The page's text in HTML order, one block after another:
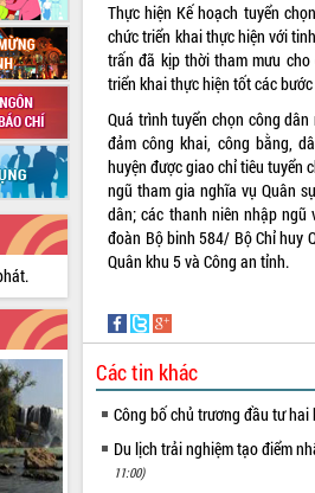
Thực hiện Kế hoạch tuyển
chức triển khai thực hiện với
trấn đã kịp thời tham mưu
triển khai thực hiện tốt các
Quá trình tuyển chọn công
đảm công khai, công bằng,
huyện được giao chỉ tiêu tuyển
ngũ tham gia nghĩa vụ Quân
dân; các thanh niên nhập ngũ
đoàn Bộ binh 584/ Bộ Chỉ huy
Quân khu 5 và Công an tỉnh.
Các tin khác
Công bố chủ trương đầu tư
Du lịch trải nghiệm tạo điểm
11:00)